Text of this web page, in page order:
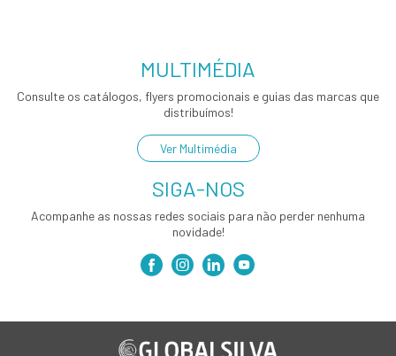
MULTIMÉDIA
Consulte os catálogos, flyers promocionais e guias das marcas que
distribuímos!
Ver Multimédia
SIGA-NOS
Acompanhe as nossas redes sociais para não perder nenhuma
novidade!